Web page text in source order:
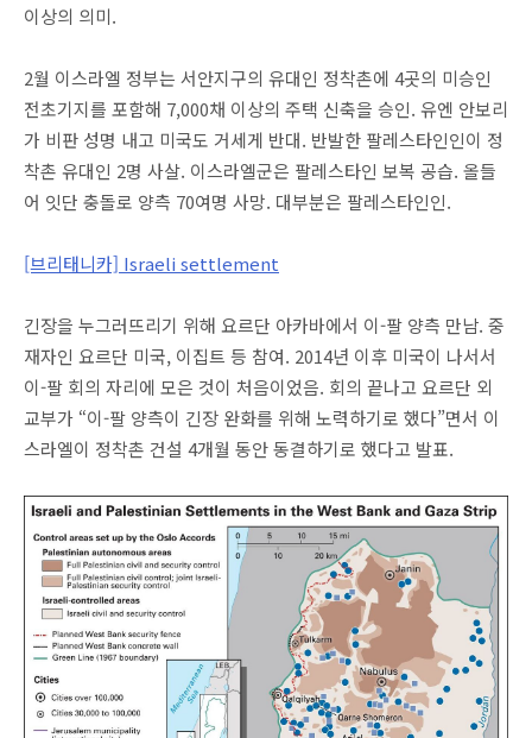
이상의 의미.
2월 이스라엘 정부는 서안지구의 유대인 정착촌에 4곳의 미승인
전초기지를 포함해 7,000채 이상의 주택 신축을 승인. 유엔 안보리
가 비판 성명 내고 미국도 거세게 반대. 반발한 팔레스타인인이 정
착촌 유대인 2명 사살. 이스라엘군은 팔레스타인 보복 공습. 올들
어 잇단 충돌로 양측 70여명 사망. 대부분은 팔레스타인인.
[브리태니카] Israeli settlement
긴장을 누그러뜨리기 위해 요르단 아카바에서 이-팔 양측 만남. 중
재자인 요르단 미국, 이집트 등 참여. 2014년 이후 미국이 나서서
이-팔 회의 자리에 모은 것이 처음이었음. 회의 끝나고 요르단 외
교부가 “이-팔 양측이 긴장 완화를 위해 노력하기로 했다”면서 이
스라엘이 정착촌 건설 4개월 동안 동결하기로 했다고 발표.